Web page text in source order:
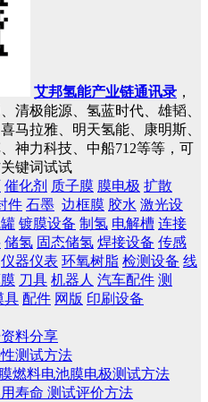
艾邦氢能产业链通讯录 ，
清极能源、氢蓝时代、雄韬、
马拉雅、明天氢能、康明斯、
神力科技、中船712等等，可
键词试试
催化剂 质子膜 膜电极 扩散
件 石墨 边框膜 胶水 激光设
镀膜设备 制氢 电解槽 连接
储氢 固态储氢 焊接设备 传感
仪器仪表 环氧树脂 检测设备 线
刀具 机器人 汽车配件 测
具 配件 网版 印刷设备
料分享
测试方法
燃料电池膜电极测试方法
寿命 测试评价方法